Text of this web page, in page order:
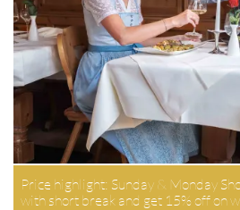
Price highlight: Sunday & Monday
with short break and get 15% off on